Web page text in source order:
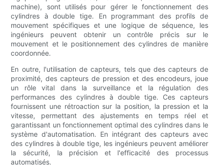
machine), sont utilisés pour gérer le fonctionnement des
cylindres à double tige. En programmant des profils de
mouvement spécifiques et une logique de séquence, les
ingénieurs peuvent obtenir un contrôle précis sur le
mouvement et le positionnement des cylindres de manière
coordonnée.
En outre, l'utilisation de capteurs, tels que des capteurs de
proximité, des capteurs de pression et des encodeurs, joue
un rôle vital dans la surveillance et la régulation des
performances des cylindres à double tige. Ces capteurs
fournissent une rétroaction sur la position, la pression et la
vitesse, permettant des ajustements en temps réel et
garantissant un fonctionnement optimal des cylindres dans le
système d'automatisation. En intégrant des capteurs avec
des cylindres à double tige, les ingénieurs peuvent améliorer
la sécurité, la précision et l'efficacité des processus
automatisés.